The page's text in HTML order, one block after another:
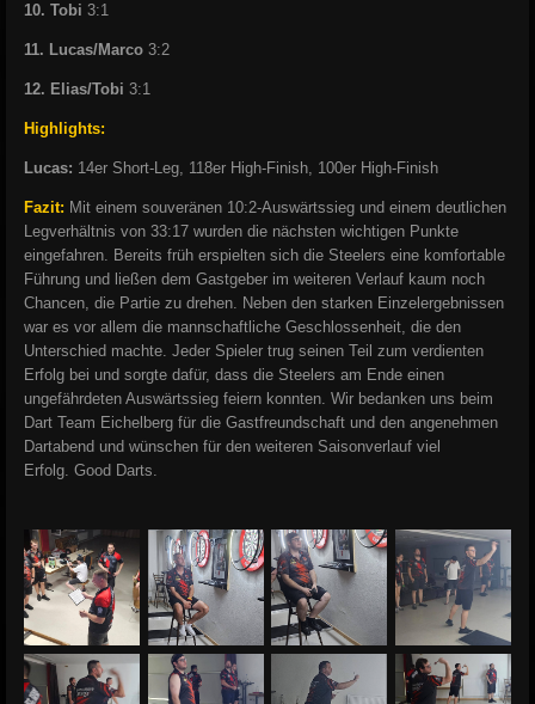
10. Tobi 3:1
11. Lucas/Marco 3:2
12. Elias/Tobi 3:1
Highlights:
Lucas: 14er Short-Leg, 118er High-Finish, 100er High-Finish
Fazit: Mit einem souveränen 10:2-Auswärtssieg und einem deutlichen
Legverhältnis von 33:17 wurden die nächsten wichtigen Punkte
eingefahren. Bereits früh erspielten sich die Steelers eine komfortable
Führung und ließen dem Gastgeber im weiteren Verlauf kaum noch
Chancen, die Partie zu drehen. Neben den starken Einzelergebnissen
war es vor allem die mannschaftliche Geschlossenheit, die den
Unterschied machte. Jeder Spieler trug seinen Teil zum verdienten
Erfolg bei und sorgte dafür, dass die Steelers am Ende einen
ungefährdeten Auswärtssieg feiern konnten. Wir bedanken uns beim
Dart Team Eichelberg für die Gastfreundschaft und den angenehmen
Dartabend und wünschen für den weiteren Saisonverlauf viel
Erfolg. Good Darts.